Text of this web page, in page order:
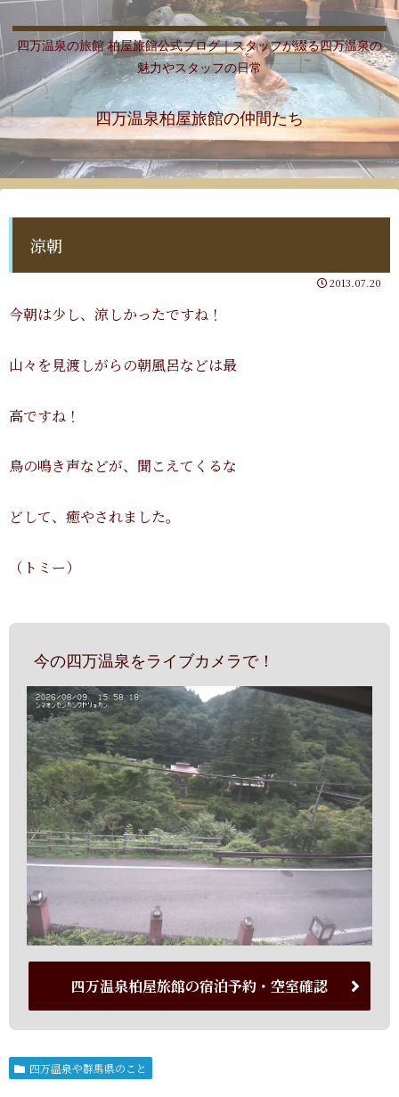
四万温泉の旅館 柏屋旅館公式ブログ｜スタッフが綴る四万温泉の
魅力やスタッフの日常
四万温泉柏屋旅館の仲間たち
涼朝
2013.07.20
今朝は少し、涼しかったですね！
山々を見渡しがらの朝風呂などは最
高ですね！
鳥の鳴き声などが、聞こえてくるな
どして、癒やされました。
（トミー）
今の四万温泉をライブカメラで！
四万温泉柏屋旅館の宿泊予約・空室確認
四万温泉や群馬県のこと